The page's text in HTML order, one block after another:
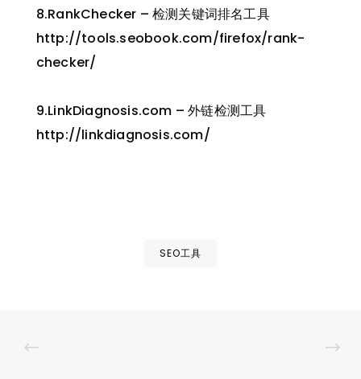
8.RankChecker – 检测关键词排名工具
http://tools.seobook.com/firefox/rank-
checker/
9.LinkDiagnosis.com – 外链检测工具
http://linkdiagnosis.com/
SEO工具